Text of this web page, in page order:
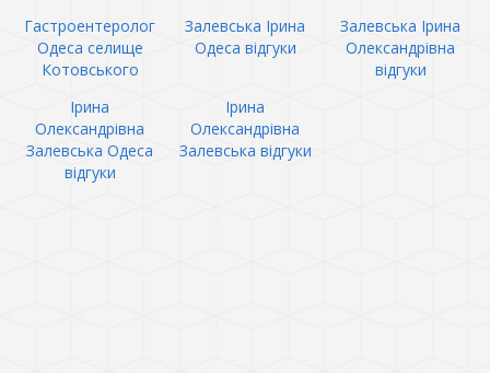
Гастроентеролог
Одеса селище
Котовського
Залевська Ірина
Одеса відгуки
Залевська Ірина
Олександрівна
відгуки
Ірина
Олександрівна
Залевська Одеса
відгуки
Ірина
Олександрівна
Залевська відгуки